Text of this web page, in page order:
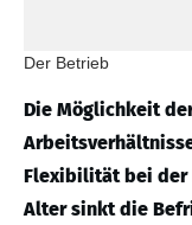
Der Betrieb
Die Möglichkeit
Flexibilität bei der
Alter sinkt die